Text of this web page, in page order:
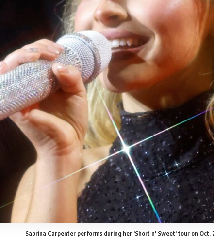
Sabrina Carpenter performs during her 'Short n' Sweet' tour on Oct.